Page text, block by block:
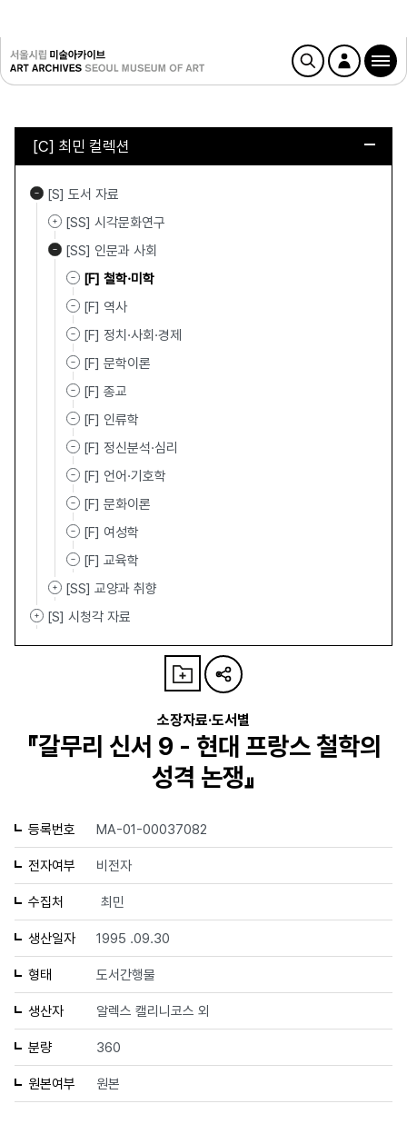
[C] 최민 컬렉션
[S] 도서 자료
[SS] 시각문화연구
[SS] 인문과 사회
[F] 철학·미학
[F] 역사
[F] 정치·사회·경제
[F] 문학이론
[F] 종교
[F] 인류학
[F] 정신분석·심리
[F] 언어·기호학
[F] 문화이론
[F] 여성학
[F] 교육학
[SS] 교양과 취향
[S] 시청각 자료
소장자료·도서별
『갈무리 신서 9 - 현대 프랑스 철학의
성격 논쟁』
등록번호 MA-01-00037082
전자여부 비전자
수집처 최민
생산일자 1995 .09.30
형태 도서간행물
생산자 알렉스 캘리니코스 외
분량 360
원본여부 원본